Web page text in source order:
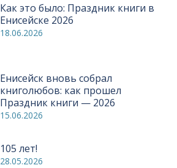
Как это было: Праздник книги в
Енисейске 2026
18.06.2026
Енисейск вновь собрал
книголюбов: как прошел
Праздник книги — 2026
15.06.2026
105 лет!
28.05.2026